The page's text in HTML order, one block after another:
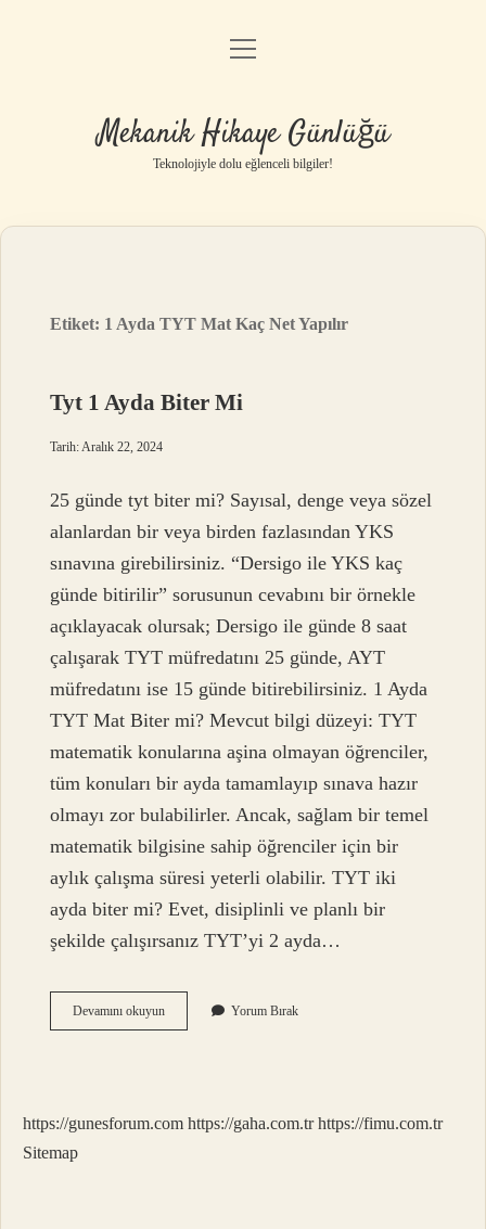
Anasayfa
Yasal Uyarı
menüyü
Mekanik Hikaye Günlüğü
Teknolojiyle dolu eğlenceli bilgiler!
Etiket: 1 Ayda TYT Mat Kaç Net Yapılır
Tyt 1 Ayda Biter Mi
Tarih: Aralık 22, 2024
25 günde tyt biter mi? Sayısal, denge veya sözel
alanlardan bir veya birden fazlasından YKS
sınavına girebilirsiniz. “Dersigo ile YKS kaç
günde bitirilir” sorusunun cevabını bir örnekle
açıklayacak olursak; Dersigo ile günde 8 saat
çalışarak TYT müfredatını 25 günde, AYT
müfredatını ise 15 günde bitirebilirsiniz. 1 Ayda
TYT Mat Biter mi? Mevcut bilgi düzeyi: TYT
matematik konularına aşina olmayan öğrenciler,
tüm konuları bir ayda tamamlayıp sınava hazır
olmayı zor bulabilirler. Ancak, sağlam bir temel
matematik bilgisine sahip öğrenciler için bir
aylık çalışma süresi yeterli olabilir. TYT iki
ayda biter mi? Evet, disiplinli ve planlı bir
şekilde çalışırsanız TYT’yi 2 ayda…
Devamını okuyunTyt
1
Yorum Bırak
https://gunesforum.com https://gaha.com.tr https://fimu.com.tr
Sitemap